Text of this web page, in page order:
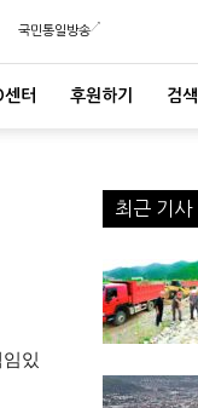
국민통일방송
터 후원하기 검색
있
최근 기사